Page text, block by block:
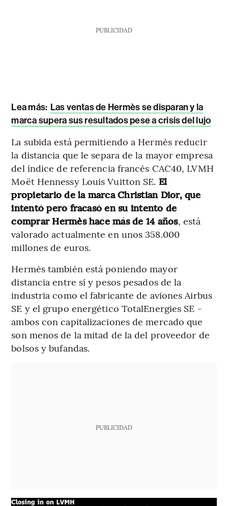
PUBLICIDAD
Lea más: Las ventas de Hermès se disparan y la
marca supera sus resultados pese a crisis del lujo
La subida está permitiendo a Hermès reducir
la distancia que le separa de la mayor empresa
del índice de referencia francés CAC40, LVMH
Moët Hennessy Louis Vuitton SE. El
propietario de la marca Christian Dior, que
intentó pero fracasó en su intento de
comprar Hermès hace más de 14 años, está
valorado actualmente en unos 358.000
millones de euros.
Hermès también está poniendo mayor
distancia entre sí y pesos pesados de la
industria como el fabricante de aviones Airbus
SE y el grupo energético TotalEnergies SE -
ambos con capitalizaciones de mercado que
son menos de la mitad de la del proveedor de
bolsos y bufandas.
PUBLICIDAD